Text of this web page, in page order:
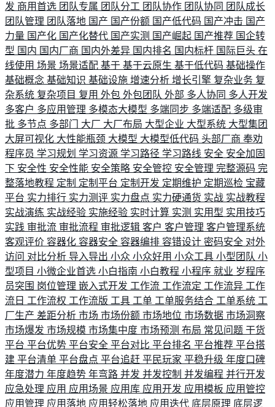
发 商用首选 团队专属 团队分工 团队协作 团队协同 团队成长
团队管理 团队落地 国产 国产份额 国产低代码 国产冲击 国产
力量 国产化 国产化替代 国产实测 国产崛起 国产推荐 国企转
型 国内 国内厂商 国内外差异 国内排名 国内标杆 国际巨头 在
线使用 场景 场景适配 基于 基于云原生 基于低代码 基础操作
基础概念 基础知识 基础设施 增速分析 增长引擎 复杂业务 复
杂系统 复杂项目 复用 外包 外包团队 外部 多人协同 多人开发
多客户 多应用管理 多模态大模型 多端同步 多端适配 多级审
批 多节点 多部门 大厂 大厂布局 大型企业 大型系统 大型集团
大屏可视化 大性能瓶颈 大模型 大模型低代码 头部厂商 奉劝
程序员 学习规划 学习资源 学习路径 学习路线 安全 安全加固
下 安全性 安全性能 安全策略 安全管控 安全管理 完整源码 完
整落地教程 定制 定制平台 定制开发 定期维护 定期巡检 宝藏
平台 实力排行 实力测评 实力盘点 实力硬通货 实战 实战教程
实战演练 实战经验 实施经验 实时计算 实测 实用型 实用技巧
实践 审批流 审批流程 审批逻辑 客户 客户管理 客户管理系统
客观评价 容器化 容器安全 容器编排 容错设计 密码安全 对外
访问 对比分析 导入导出 小众 小众好用 小众工具 小型团队 小
型项目 小微企业首选 小白指南 小白教程 小程序 就业 岁程序
员突围 岗位管理 嵌入式开发 工作流 工作流定 工作流异 工作
流日 工作流权 工作流版 工具 工单 工单服务结合 工单系统 工
厂生产 差距分析 市场 市场份额 市场地位 市场数据 市场洞察
市场爆发 市场规模 市场集中度 市场预测 布局 常见问题 干货
平台 平台优势 平台安全 平台对比 平台排名 平台推荐 平台搭
建 平台清单 平台盘点 平台追赶 平民玩家 平稳升级 年度口碑
年度潜力 年度趋势 年弯路 并发 并发控制 并发编程 并行开发
应急处理 应用 应用场景 应用库 应用开发 应用模板 应用管控
应用管理 应用落地 应用轻松落地 应用迭代 底层原理 底层逻